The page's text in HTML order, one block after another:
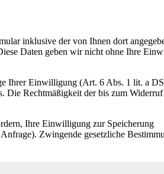
inklusive der von Ihnen dort
Daten geben wir nicht ohne Ihre
Ihrer Einwilligung (Art. 6 Abs. 1 lit. a
Die Rechtmäßigkeit der bis zum Widerruf
Ihre Einwilligung zur Speicherung
Zwingende gesetzliche